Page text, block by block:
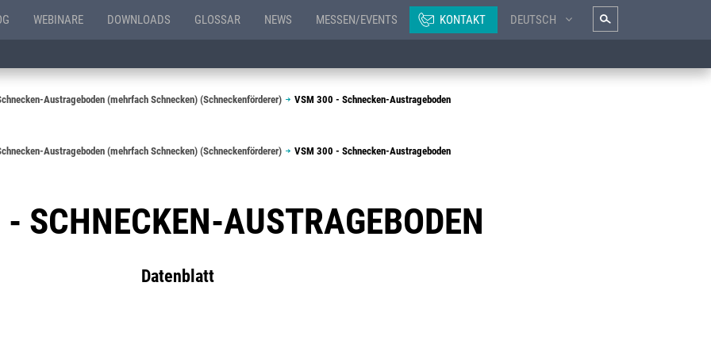
WEBINARE DOWNLOADS GLOSSAR NEWS MESSEN/EVENTS KONTAKT DEUTSCH
Austrageboden (mehrfach Schnecken) (Schneckenförderer) VSM 300 - Schnecken-Austrageboden
Austrageboden (mehrfach Schnecken) (Schneckenförderer) VSM 300 - Schnecken-Austrageboden
SCHNECKEN-AUSTRAGEBODEN
Datenblatt